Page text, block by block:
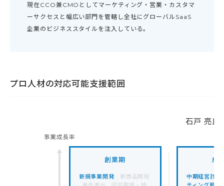
現在CCO兼CMOとしてマーケティング・営業・カスタマ
ーサクセスと幅広い部門を管轄し全社にグローバルSaaS
企業のビジネススタイルを注入している。
プロ人材の対応可能支援範囲
石戸 亮氏
創業期
新規事業開発 , 新商品開発
成
中期経営計画